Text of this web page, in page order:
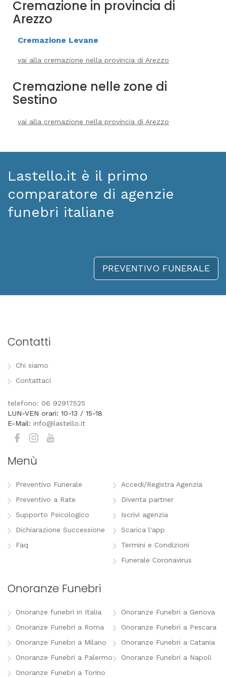
Cremazione in provincia di
Arezzo
Cremazione Levane
vai alla cremazione nella provincia di Arezzo
Cremazione nelle zone di
Sestino
vai alla cremazione nella provincia di Arezzo
Lastello.it è il primo
comparatore di agenzie
funebri italiane
PREVENTIVO FUNERALE
Contatti
Chi siamo
Contattaci
telefono: 06 92917525
LUN-VEN orari: 10-13 / 15-18
E-Mail: info@lastello.it
Menù
Preventivo Funerale
Preventivo a Rate
Supporto Psicologico
Dichiarazione Successione
Faq
Accedi/Registra Agenzia
Diventa partner
Iscrivi agenzia
Scarica l'app
Termini e Condizioni
Funerale Coronavirus
Onoranze Funebri
Onoranze funebri in Italia
Onoranze Funebri a Roma
Onoranze Funebri a Milano
Onoranze Funebri a Palermo
Onoranze Funebri a Torino
Onoranze Funebri a Genova
Onoranze Funebri a Pescara
Onoranze Funebri a Catania
Onoranze Funebri a Napoli